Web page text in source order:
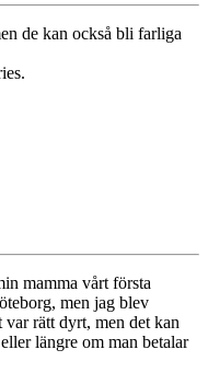
de kan också bli farliga
mamma vårt första
men jag blev
rätt dyrt, men det kan
längre om man betalar